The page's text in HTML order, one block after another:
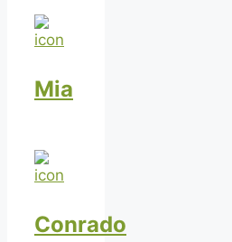
Mia
Conrado